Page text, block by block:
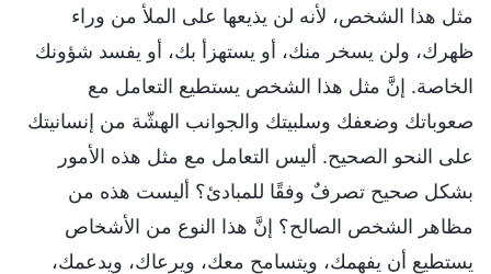
مثل هذا الشخص، لأنه لن يذيعها على الملأ من وراء
ظهرك، ولن يسخر منك، أو يستهزأ بك، أو يفسد شؤونك
الخاصة. إنَّ مثل هذا الشخص يستطيع التعامل مع
صعوباتك وضعفك وسلبيتك والجوانب الهشّة من إنسانيتك
على النحو الصحيح. أليس التعامل مع مثل هذه الأمور
بشكل صحيح تصرفٌ وفقًا للمبادئ؟ أليست هذه من
مظاهر الشخص الصالح؟ إنَّ هذا النوع من الأشخاص
يستطيع أن يفهمك، ويتسامح معك، ويرعاك، ويدعمك،